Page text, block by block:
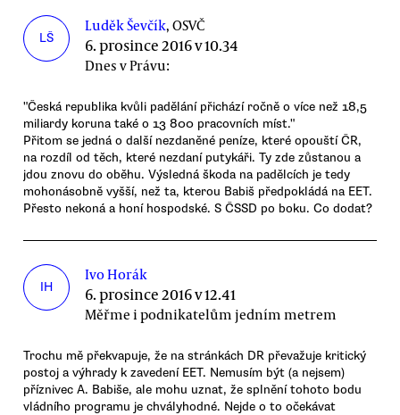
LŠ
Luděk Ševčík, OSVČ
6. prosince 2016 v 10.34
Dnes v Právu:
"Česká republika kvůli padělání přichází ročně o více než 18,5
miliardy koruna také o 13 800 pracovních míst."
Přitom se jedná o další nezdaněné peníze, které opouští ČR,
na rozdíl od těch, které nezdaní putykáři. Ty zde zůstanou a
jdou znovu do oběhu. Výsledná škoda na padělcích je tedy
mohonásobně vyšší, než ta, kterou Babiš předpokládá na EET.
Přesto nekoná a honí hospodské. S ČSSD po boku. Co dodat?
IH
Ivo Horák
6. prosince 2016 v 12.41
Měřme i podnikatelům jedním metrem
Trochu mě překvapuje, že na stránkách DR převažuje kritický
postoj a výhrady k zavedení EET. Nemusím být (a nejsem)
příznivec A. Babiše, ale mohu uznat, že splnění tohoto bodu
vládního programu je chvályhodné. Nejde o to očekávat